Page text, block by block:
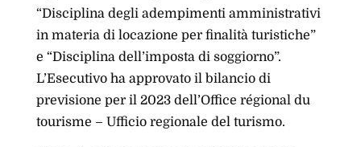
“Disciplina degli adempimenti amministrativi
in materia di locazione per finalità turistiche”
e “Disciplina dell’imposta di soggiorno”.
L’Esecutivo ha approvato il bilancio di
previsione per il 2023 dell’Office régional du
tourisme – Ufficio regionale del turismo.